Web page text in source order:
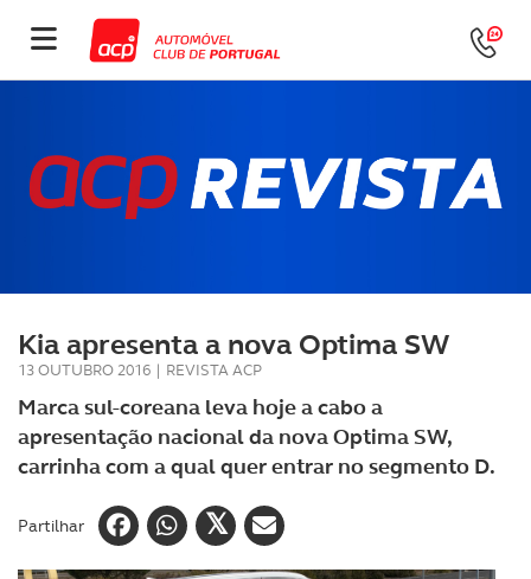
Kia apresenta a nova Optima SW
13 OUTUBRO 2016 | REVISTA ACP
Marca sul-coreana leva hoje a cabo a
apresentação nacional da nova Optima SW,
carrinha com a qual quer entrar no segmento D.
Partilhar